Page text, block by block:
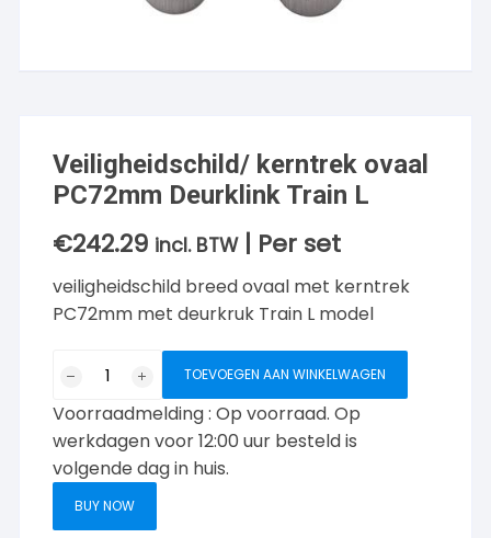
Veiligheidschild/ kerntrek ovaal
PC72mm Deurklink Train L
€242.29 incl. BTW | Per set
veiligheidschild breed ovaal met kerntrek
PC72mm met deurkruk Train L model
kerntrek
ovaal
PC72mm
Deurklink
TOEVOEGEN AAN WINKELWAGEN
Voorraadmelding : Op voorraad. Op
werkdagen voor 12:00 uur besteld is
volgende dag in huis.
BUY NOW